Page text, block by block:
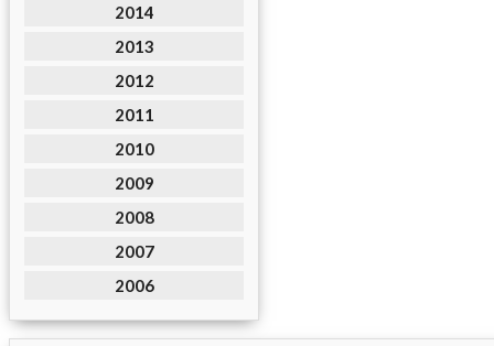
2014
2013
2012
2011
2010
2009
2008
2007
2006